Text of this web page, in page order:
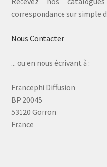
correspondance sur simple
Nous Contacter
... ou en nous écrivant à :
Francephi Diffusion
BP 20045
53120 Gorron
France